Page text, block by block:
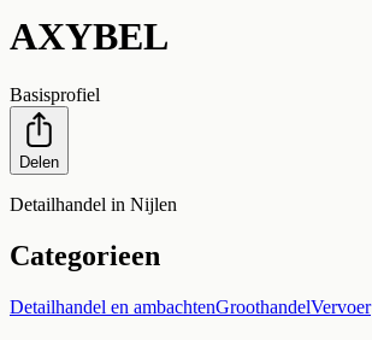
AXYBEL
Basisprofiel
Delen
Detailhandel in Nijlen
Categorieen
Detailhandel en ambachtenGroothandelVervoer